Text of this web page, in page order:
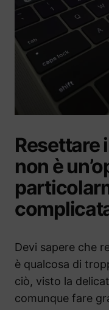
Resettare
non è
Devi sapere che
è qualcosa di
ciò, visto la
comunque fare